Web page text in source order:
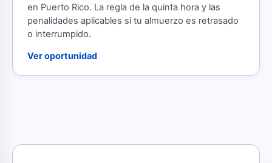
en Puerto Rico. La regla de la quinta hora y las
penalidades aplicables si tu almuerzo es retrasado
o interrumpido.
Ver oportunidad